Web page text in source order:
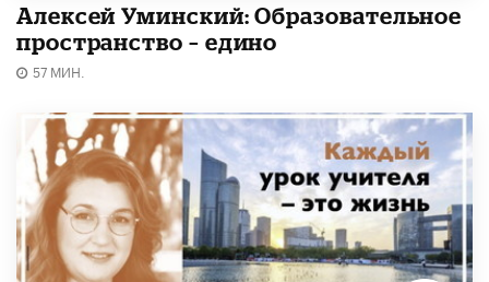
Алексей Уминский: Образовательное
пространство – едино
57 МИН.